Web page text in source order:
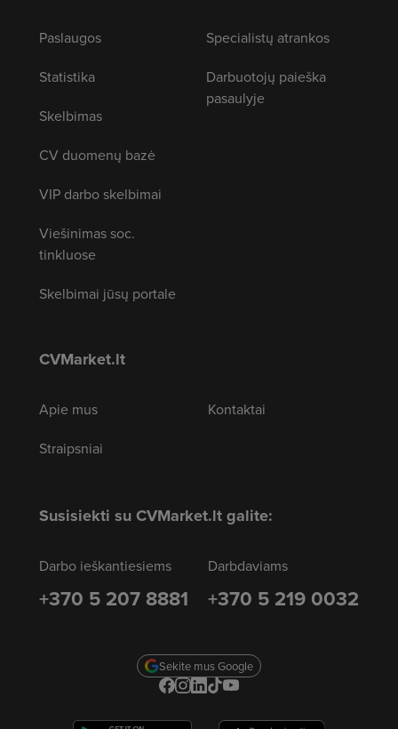
Paslaugos
Statistika
Skelbimas
CV duomenų bazė
VIP darbo skelbimai
Viešinimas soc.
tinkluose
Skelbimai jūsų portale
Specialistų atrankos
Darbuotojų paieška
pasaulyje
CVMarket.lt
Apie mus
Straipsniai
Kontaktai
Susisiekti su CVMarket.lt galite:
Darbo ieškantiesiems
+370 5 207 8881
Darbdaviams
+370 5 219 0032
Sekite mus Google